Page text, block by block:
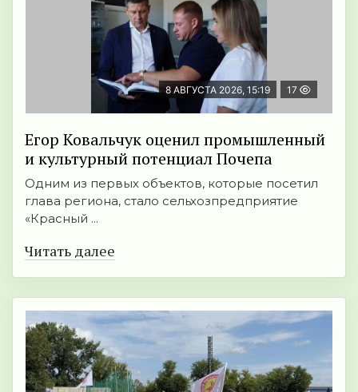
8 АВГУСТА 2026, 15:19 17
Егор Ковальчук оценил промышленный
и культурный потенциал Почепа
Одним из первых объектов, которые посетил
глава региона, стало сельхозпредприятие
«Красный ...
Читать далее